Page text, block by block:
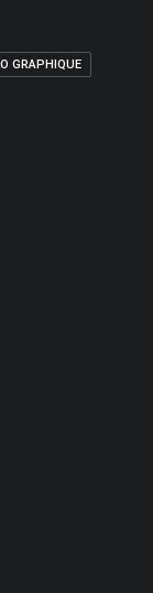
GRAPHIQUE